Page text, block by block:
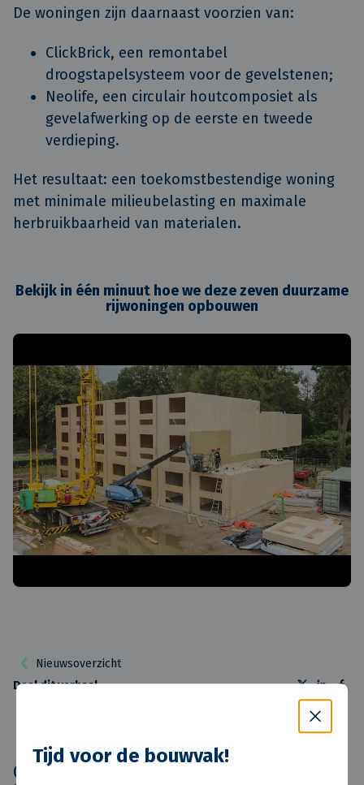
Tijd voor de bouwvak!
De woningen zijn daarnaast voorzien van:
ClickBrick, een remontabel
droogstapelsysteem voor de gevelstenen;
Neolife, een circulair houtcomposiet als
gevelafwerking op de eerste en tweede
verdieping.
Het resultaat: een toekomstbestendige woning
met minimale milieubelasting en maximale
herbruikbaarheid van materialen.
Bekijk in één minuut hoe we deze zeven duurzame
rijwoningen opbouwen
Nieuwsoverzicht
Deel dit verhaal
Ook interessant